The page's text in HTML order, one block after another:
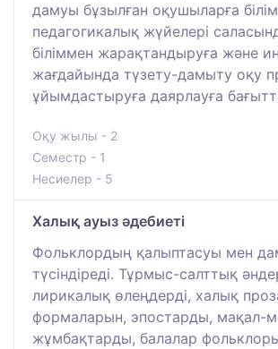
дамуы бұзылған оқушыларға
педагогикалық жүйелері
біліммен жарақтандыруға және
жағдайында түзету-дамыту оқу
ұйымдастыруға даярлауға
Оқу жылы - 2
Семестр - 1
Несиелер - 5
Халық ауыз әдебиеті
Фольклордың қалыптасуы мен
түсіндіреді. Тұрмыс-салттық
лирикалық өлеңдерді, халық
формаларын, эпостарды, мақал-
жұмбақтарды, балалар